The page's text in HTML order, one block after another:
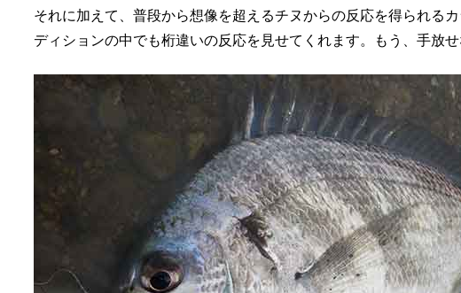
それに加えて、普段から想像を超えるチヌからの反応を得られる
ディションの中でも桁違いの反応を見せてくれます。もう、手放せ